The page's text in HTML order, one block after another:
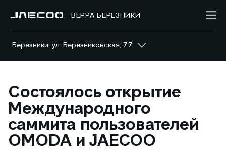
ВЕРРА БЕРЕЗНИКИ
Березники, ул. Березниковская, 77
Состоялось открытие
Международного
саммита пользователей
OMODA и JAECOO